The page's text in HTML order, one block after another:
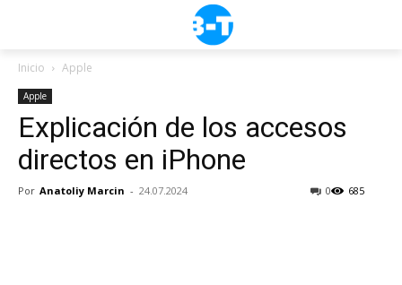
Inicio Apple
Apple
Explicación de los accesos
directos en iPhone
Por Anatoliy Marcin - 24.07.2024 685
0